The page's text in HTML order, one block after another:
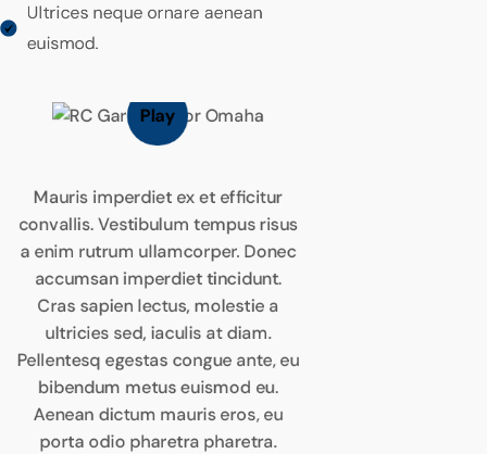
Ultrices neque ornare aenean
euismod.
Play
Mauris imperdiet ex et efficitur
convallis. Vestibulum tempus risus
a enim rutrum ullamcorper. Donec
accumsan imperdiet tincidunt.
Cras sapien lectus, molestie a
ultricies sed, iaculis at diam.
Pellentesq egestas congue ante, eu
bibendum metus euismod eu.
Aenean dictum mauris eros, eu
porta odio pharetra pharetra.